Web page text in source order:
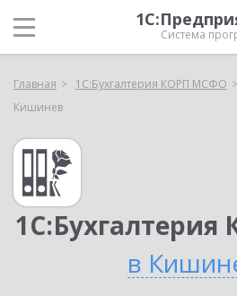
Система
Главная 1С:Бухгалтерия КОРП МСФО
Кишинев
в